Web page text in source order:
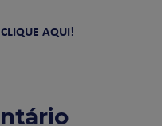
CLIQUE AQUI!